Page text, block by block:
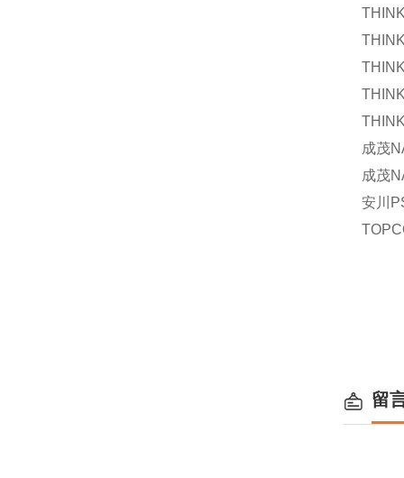
成茂
成茂
安川
留